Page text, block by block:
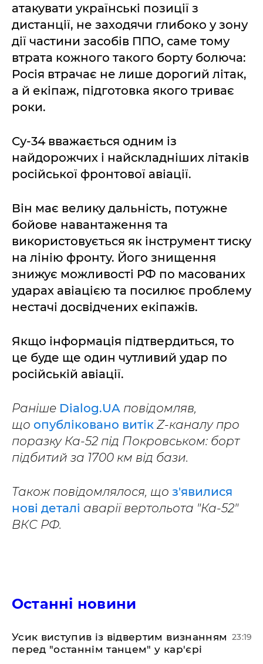
атакувати українські позиції з
дистанції, не заходячи глибоко у зону
дії частини засобів ППО, саме тому
втрата кожного такого борту болюча:
Росія втрачає не лише дорогий літак,
а й екіпаж, підготовка якого триває
роки.
Су-34 вважається одним із
найдорожчих і найскладніших літаків
російської фронтової авіації.
Він має велику дальність, потужне
бойове навантаження та
використовується як інструмент тиску
на лінію фронту. Його знищення
знижує можливості РФ по масованих
ударах авіацією та посилює проблему
нестачі досвідчених екіпажів.
Якщо інформація підтвердиться, то
це буде ще один чутливий удар по
російській авіації.
Раніше Dialog.UA повідомляв,
що опубліковано витік Z-каналу про
поразку Ка-52 під Покровськом: борт
підбитий за 1700 км від бази.
Також повідомлялося, що з'явилися
нові деталі аварії вертольота "Ка-52"
ВКС РФ.
Останні новини
​Усик виступив із відвертим визнанням
перед "останнім танцем" у кар'єрі
23:19